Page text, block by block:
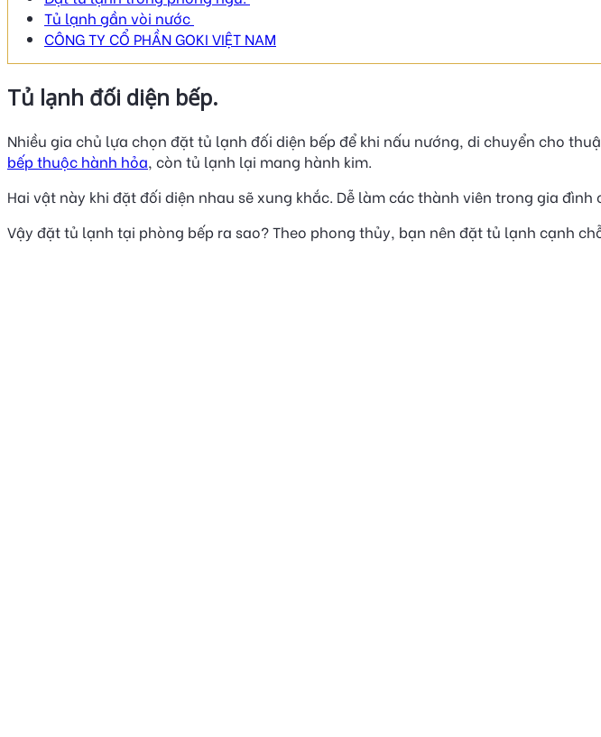
Tủ lạnh gần vòi nước
CÔNG TY CỔ PHẦN GOKI VIỆT NAM
Tủ lạnh đối diện bếp.
Nhiều gia chủ lựa chọn đặt tủ lạnh đối diện bếp để khi nấu nướng, di chuyển cho
bếp thuộc hành hỏa, còn tủ lạnh lại mang hành kim.
Hai vật này khi đặt đối diện nhau sẽ xung khắc. Dễ làm các thành viên trong gia
Vậy đặt tủ lạnh tại phòng bếp ra sao? Theo phong thủy, bạn nên đặt tủ lạnh cạnh